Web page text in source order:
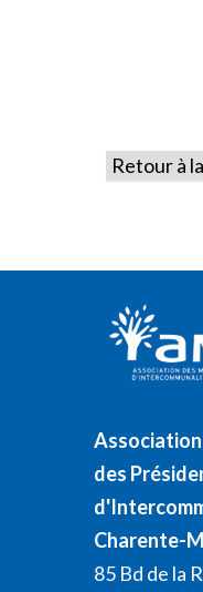
Retour à
des
Charente-
85 Bd de la